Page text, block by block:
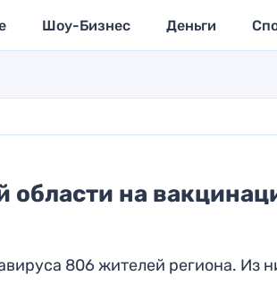
Шоу-Бизнес Деньги
области на
806 жителей региона. Из